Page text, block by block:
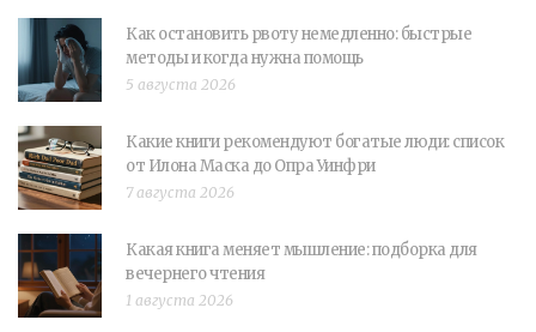
Как остановить рвоту немедленно: быстрые
методы и когда нужна помощь
5 августа 2026
Какие книги рекомендуют богатые люди: список
от Илона Маска до Опра Уинфри
7 августа 2026
Какая книга меняет мышление: подборка для
вечернего чтения
1 августа 2026